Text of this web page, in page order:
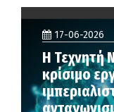
17-06-2026
Η Τεχνητή
κρίσιμο